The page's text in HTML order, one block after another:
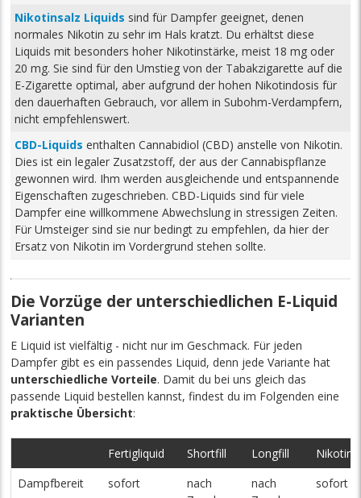
Nikotinsalz Liquids sind für Dampfer geeignet, denen
normales Nikotin zu sehr im Hals kratzt. Du erhältst diese
Liquids mit besonders hoher Nikotinstärke, meist 18 mg oder
20 mg. Sie sind für den Umstieg von der Tabakzigarette auf die
E-Zigarette optimal, aber aufgrund der hohen Nikotindosis für
den dauerhaften Gebrauch, vor allem in Subohm-Verdampfern,
nicht empfehlenswert.
CBD-Liquids enthalten Cannabidiol (CBD) anstelle von Nikotin.
Dies ist ein legaler Zusatzstoff, der aus der Cannabispflanze
gewonnen wird. Ihm werden ausgleichende und entspannende
Eigenschaften zugeschrieben. CBD-Liquids sind für viele
Dampfer eine willkommene Abwechslung in stressigen Zeiten.
Für Umsteiger sind sie nur bedingt zu empfehlen, da hier der
Ersatz von Nikotin im Vordergrund stehen sollte.
Die Vorzüge der unterschiedlichen E-Liquid
Varianten
E Liquid ist vielfältig - nicht nur im Geschmack. Für jeden
Dampfer gibt es ein passendes Liquid, denn jede Variante hat
unterschiedliche Vorteile. Damit du bei uns gleich das
passende Liquid bestellen kannst, findest du im Folgenden eine
praktische Übersicht:
Fertigliquid Shortfill Longfill
Dampfbereit
sofort
nach
nach
sofort